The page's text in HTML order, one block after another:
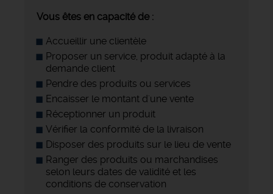
Vous êtes en capacité de :
Accueillir une clientèle
Proposer un service, produit adapté à la
demande client
Pendre des produits ou services
Encaisser le montant d'une vente
Réceptionner un produit
Vérifier la conformité de la livraison
Disposer des produits sur le lieu de vente
Ranger des produits ou marchandises
selon leurs dates de validité et les
conditions de conservation